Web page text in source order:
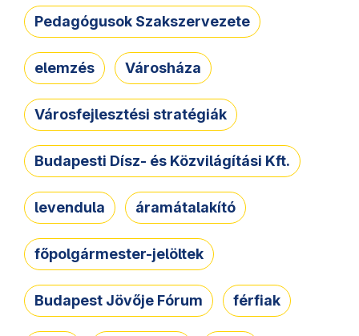
Pedagógusok Szakszervezete
elemzés Városháza
Városfejlesztési stratégiák
Budapesti Dísz- és Közvilágítási Kft.
levendula áramátalakító
főpolgármester-jelöltek
Budapest Jövője Fórum férfiak